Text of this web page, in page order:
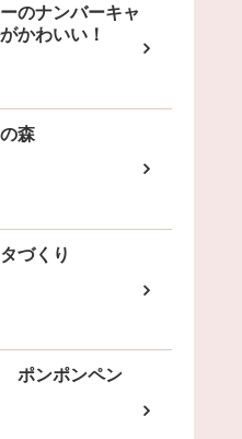
のナンバーキャ
かわいい！
森
づくり
ポンポンペン